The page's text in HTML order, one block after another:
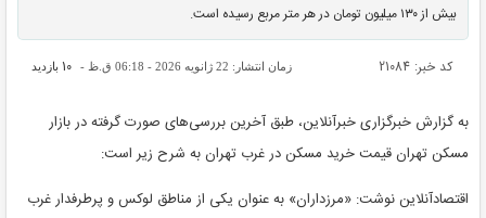
بیش از ۱۳۰ میلیون تومان در هر متر مربع رسیده است.
کد خبر: 21084 زمان انتشار: 22 ژانویه 2026 - 06:18 ق.ظ - 10 بازدید
به گزارش خبرگزاری خبرآنلاین، طبق آخرین بررسی‌های صورت گرفته در بازار
مسکن تهران قیمت خرید مسکن در غرب تهران به شرح زیر است:
اقتصادآنلاین نوشت: «مرزداران» به عنوان یکی از مناطق لوکس و پرطرفدار غرب